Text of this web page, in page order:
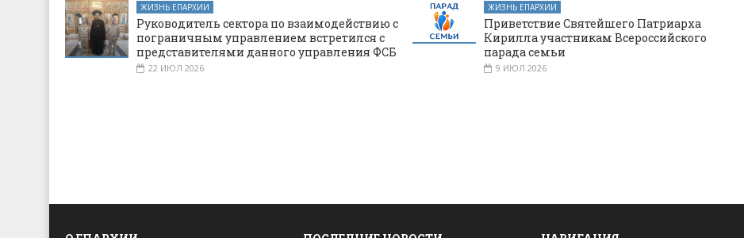
ЖИЗНЬ ЕПАРХИИ
Руководитель сектора по взаимодействию с
пограничным управлением встретился с
представителями данного управления ФСБ
22 ИЮЛ 2026
ЖИЗНЬ ЕПАРХИИ
Приветствие Святейшего Патриарха
Кирилла участникам Всероссийского
парада семьи
9 ИЮЛ 2026